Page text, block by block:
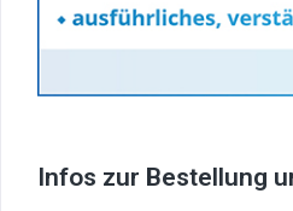
Infos zur Bestellung